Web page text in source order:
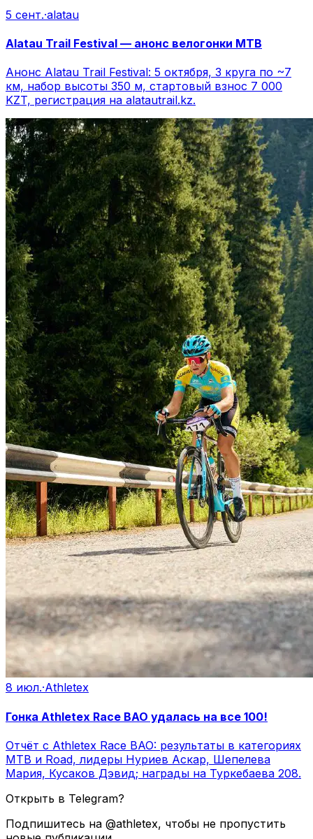
5 сент.·alatau
Alatau Trail Festival — анонс велогонки MTB
Анонс Alatau Trail Festival: 5 октября, 3 круга по ~7
км, набор высоты 350 м, стартовый взнос 7 000
KZT, регистрация на alatautrail.kz.
8 июл.·Athletex
Гонка Athletex Race BAO удалась на все 100!
Отчёт с Athletex Race BAO: результаты в категориях
MTB и Road, лидеры Нуриев Аскар, Шепелева
Мария, Кусаков Дэвид; награды на Туркебаева 208.
Открыть в Telegram?
Подпишитесь на @athletex, чтобы не пропустить